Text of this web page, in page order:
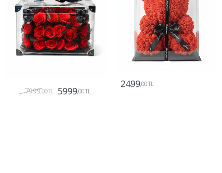
7999,00 TL 5999,00 TL
2499,00 TL